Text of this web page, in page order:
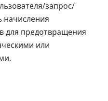
запрос/
начисления
для предотвращения
или